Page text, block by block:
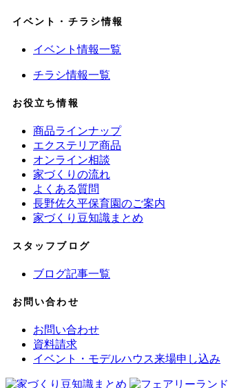
イベント・チラシ情報
イベント情報一覧
チラシ情報一覧
お役立ち情報
商品ラインナップ
エクステリア商品
オンライン相談
家づくりの流れ
よくある質問
長野佐久平保育園のご案内
家づくり豆知識まとめ
スタッフブログ
ブログ記事一覧
お問い合わせ
お問い合わせ
資料請求
イベント・モデルハウス来場申し込み